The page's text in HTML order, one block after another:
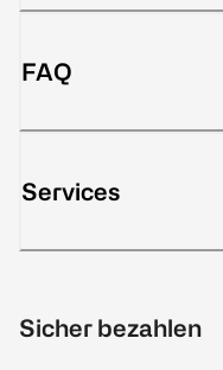
FAQ
Services
Sicher bezahlen